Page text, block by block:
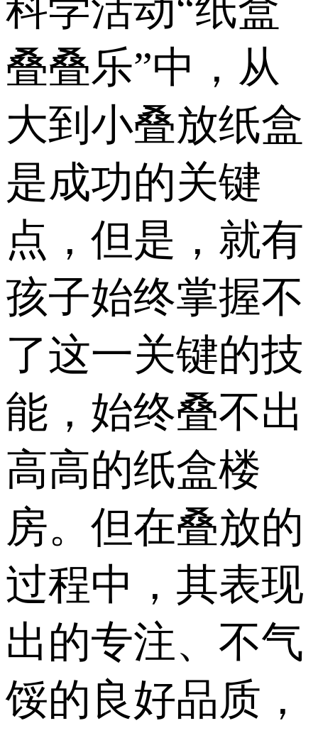
科学活动“纸盒
叠叠乐”中，从
大到小叠放纸盒
是成功的关键
点，但是，就有
孩子始终掌握不
了这一关键的技
能，始终叠不出
高高的纸盒楼
房。但在叠放的
过程中，其表现
出的专注、不气
馁的良好品质，